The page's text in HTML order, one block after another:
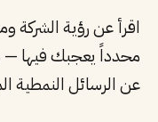
اقرأ عن رؤية الشركة
محدداً يعجبك فيها —
عن الرسائل النمطية